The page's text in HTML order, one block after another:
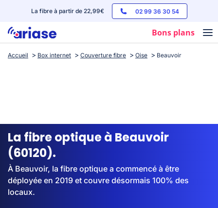
La fibre à partir de 22,99€ 02 99 36 30 54
Bons plans
Box internet
Streaming
Accueil Box internet Couverture fibre Oise Beauvoir
La fibre optique à Beauvoir
(60120).
À Beauvoir, la fibre optique a commencé à être
déployée en 2019 et couvre désormais 100% des
locaux.